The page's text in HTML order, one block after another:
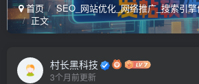
首页
SEO_网站优化_网络推广_搜索引
正文
村长黑科技
3个月前更新